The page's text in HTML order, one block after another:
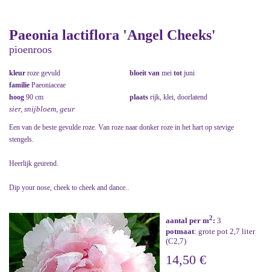
Paeonia lactiflora 'Angel Cheeks'
pioenroos
kleur roze gevuld bloeit van mei tot juni
familie Paeoniaceae
hoog 90 cm plaats rijk, klei, doorlatend
sier, snijbloem, geur
Een van de beste gevulde roze. Van roze naar donker roze in het hart op stevige
stengels.
Heerlijk geurend.
Dip your nose, cheek to cheek and dance..
aantal per m2: 3
potmaat: grote pot 2,7 liter
(C2,7)
14,50 €